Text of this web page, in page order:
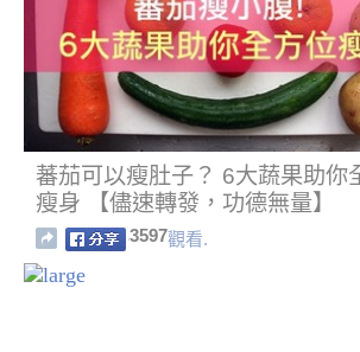
蕃茄可以瘦肚子？ 6大蔬果助你
瘦身 【儘速轉發，功德無量】
3597觀看.